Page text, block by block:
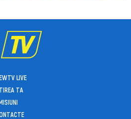
LIVE
TA